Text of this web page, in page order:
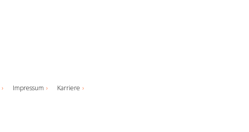
Impressum
Karriere